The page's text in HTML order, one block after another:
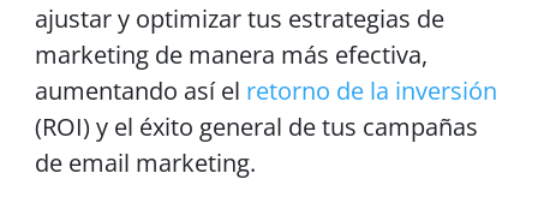
ajustar y optimizar tus estrategias de
marketing de manera más efectiva,
aumentando así el retorno de la inversión
(ROI) y el éxito general de tus campañas
de email marketing.